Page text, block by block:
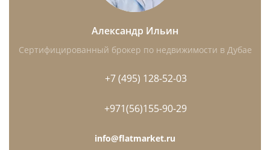
Александр Ильин
Сертифицированный брокер по недвижимости в Дубае
+7 (495) 128-52-03
+971(56)155-90-29
info@flatmarket.ru